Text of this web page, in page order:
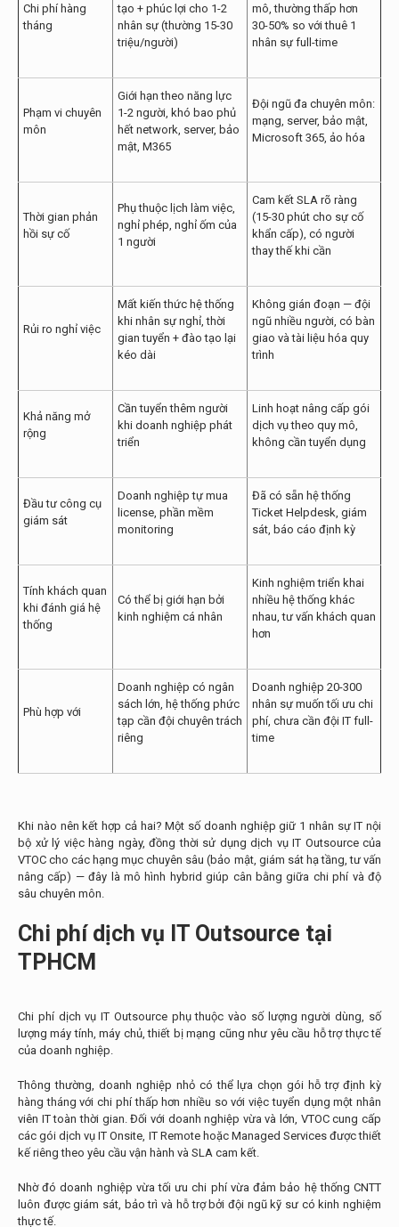
Chi phí hàng
tháng
tạo + phúc lợi cho 1-2
nhân sự (thường 15-30
triệu/người)
mô, thường thấp hơn
30-50% so với thuê 1
nhân sự full-time
Phạm vi chuyên
môn
Giới hạn theo năng lực
1-2 người, khó bao phủ
hết network, server, bảo
mật, M365
Đội ngũ đa chuyên môn:
mạng, server, bảo mật,
Microsoft 365, ảo hóa
Thời gian phản
hồi sự cố
Phụ thuộc lịch làm việc,
nghỉ phép, nghỉ ốm của
1 người
Cam kết SLA rõ ràng
(15-30 phút cho sự cố
khẩn cấp), có người
thay thế khi cần
Rủi ro nghỉ việc
Mất kiến thức hệ thống
khi nhân sự nghỉ, thời
gian tuyển + đào tạo lại
kéo dài
Không gián đoạn — đội
ngũ nhiều người, có bàn
giao và tài liệu hóa quy
trình
Khả năng mở
rộng
Cần tuyển thêm người
khi doanh nghiệp phát
triển
Linh hoạt nâng cấp gói
dịch vụ theo quy mô,
không cần tuyển dụng
Đầu tư công cụ
giám sát
Doanh nghiệp tự mua
license, phần mềm
monitoring
Đã có sẵn hệ thống
Ticket Helpdesk, giám
sát, báo cáo định kỳ
Tính khách quan
khi đánh giá hệ
thống
Có thể bị giới hạn bởi
kinh nghiệm cá nhân
Kinh nghiệm triển khai
nhiều hệ thống khác
nhau, tư vấn khách quan
hơn
Phù hợp với
Doanh nghiệp có ngân
sách lớn, hệ thống phức
tạp cần đội chuyên trách
riêng
Doanh nghiệp 20-300
nhân sự muốn tối ưu chi
phí, chưa cần đội IT full-
time
Khi nào nên kết hợp cả hai? Một số doanh nghiệp giữ 1 nhân sự IT nội
bộ xử lý việc hàng ngày, đồng thời sử dụng dịch vụ IT Outsource của
VTOC cho các hạng mục chuyên sâu (bảo mật, giám sát hạ tầng, tư vấn
nâng cấp) — đây là mô hình hybrid giúp cân bằng giữa chi phí và độ
sâu chuyên môn.
Chi phí dịch vụ IT Outsource tại
TPHCM
Chi phí dịch vụ IT Outsource phụ thuộc vào số lượng người dùng, số
lượng máy tính, máy chủ, thiết bị mạng cũng như yêu cầu hỗ trợ thực tế
của doanh nghiệp.
Thông thường, doanh nghiệp nhỏ có thể lựa chọn gói hỗ trợ định kỳ
hàng tháng với chi phí thấp hơn nhiều so với việc tuyển dụng một nhân
viên IT toàn thời gian. Đối với doanh nghiệp vừa và lớn, VTOC cung cấp
các gói dịch vụ IT Onsite, IT Remote hoặc Managed Services được thiết
kế riêng theo yêu cầu vận hành và SLA cam kết.
Nhờ đó doanh nghiệp vừa tối ưu chi phí vừa đảm bảo hệ thống CNTT
luôn được giám sát, bảo trì và hỗ trợ bởi đội ngũ kỹ sư có kinh nghiệm
thực tế.